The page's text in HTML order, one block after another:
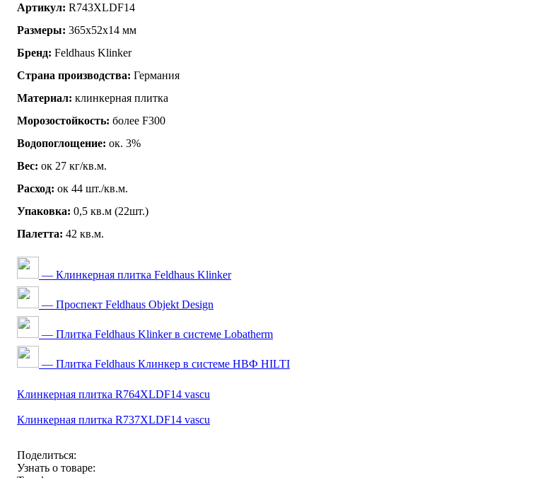
Артикул: R743XLDF14
Размеры: 365x52x14 мм
Бренд: Feldhaus Klinker
Страна производства: Германия
Материал: клинкерная плитка
Морозостойкость: более F300
Водопоглощение: ок. 3%
Вес: ок 27 кг/кв.м.
Расход: ок 44 шт./кв.м.
Упаковка: 0,5 кв.м (22шт.)
Палетта: 42 кв.м.
— Клинкерная плитка Feldhaus Klinker
— Проспект Feldhaus Objekt Design
— Плитка Feldhaus Klinker в системе Lobatherm
— Плитка Feldhaus Клинкер в системе НВФ HILTI
Клинкерная плитка R764XLDF14 vascu
Клинкерная плитка R737XLDF14 vascu
Поделиться:
Узнать о товаре: